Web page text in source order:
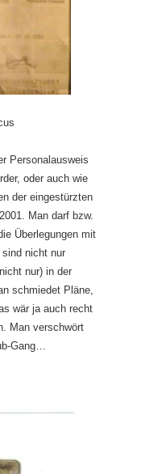
Personalausweis
oder auch wie
der eingestürzten
Man darf bzw.
Überlegungen mit
sind nicht nur
nur) in der
schmiedet Pläne,
wär ja auch recht
Man verschwört
Gang…